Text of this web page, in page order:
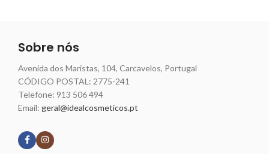
Sobre nós
Avenida dos Maristas, 104, Carcavelos, Portugal
CÓDIGO POSTAL: 2775-241
Telefone: 913 506 494
Email: geral@idealcosmeticos.pt